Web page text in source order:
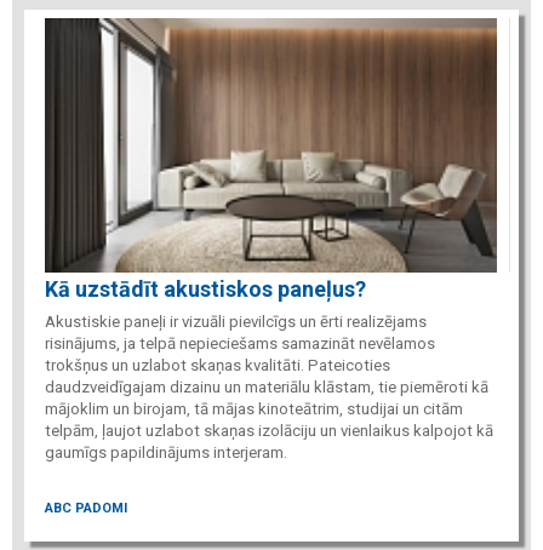
Kā uzstādīt akustiskos paneļus?
Akustiskie paneļi ir vizuāli pievilcīgs un ērti realizējams
risinājums, ja telpā nepieciešams samazināt nevēlamos
trokšņus un uzlabot skaņas kvalitāti. Pateicoties
daudzveidīgajam dizainu un materiālu klāstam, tie piemēroti kā
mājoklim un birojam, tā mājas kinoteātrim, studijai un citām
telpām, ļaujot uzlabot skaņas izolāciju un vienlaikus kalpojot kā
gaumīgs papildinājums interjeram.
ABC PADOMI